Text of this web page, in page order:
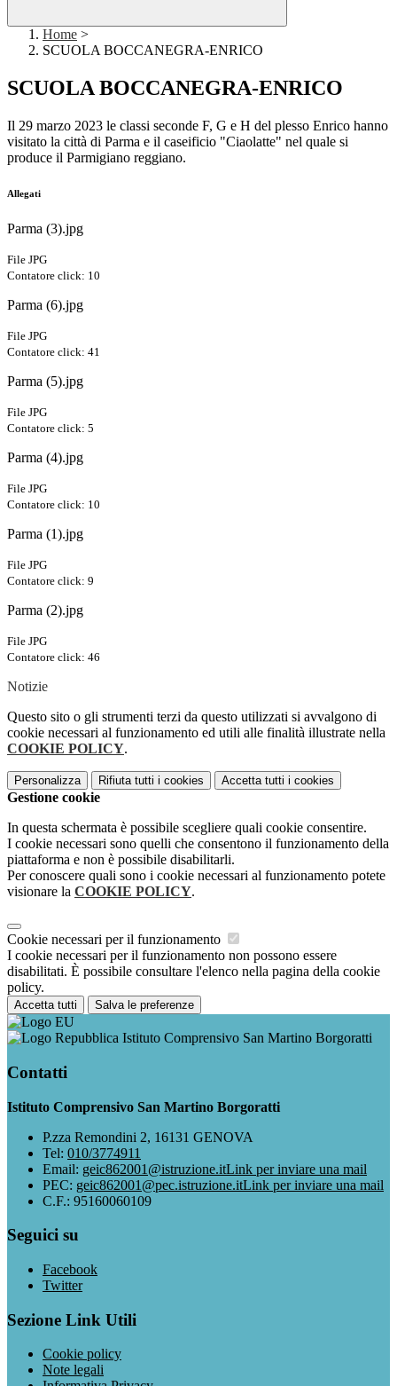
Home >
SCUOLA BOCCANEGRA-ENRICO
SCUOLA BOCCANEGRA-ENRICO
Il 29 marzo 2023 le classi seconde F, G e H del plesso Enrico hanno
visitato la città di Parma e il caseificio "Ciaolatte" nel quale si
produce il Parmigiano reggiano.
Allegati
Parma (3).jpg
File JPG
Contatore click: 10
Parma (6).jpg
File JPG
Contatore click: 41
Parma (5).jpg
File JPG
Contatore click: 5
Parma (4).jpg
File JPG
Contatore click: 10
Parma (1).jpg
File JPG
Contatore click: 9
Parma (2).jpg
File JPG
Contatore click: 46
Notizie
Questo sito o gli strumenti terzi da questo utilizzati si avvalgono di
cookie necessari al funzionamento ed utili alle finalità illustrate nella
COOKIE POLICY.
Personalizza Rifiuta tutti i cookies Accetta tutti i cookies
Gestione cookie
In questa schermata è possibile scegliere quali cookie consentire.
I cookie necessari sono quelli che consentono il funzionamento della
piattaforma e non è possibile disabilitarli.
Per conoscere quali sono i cookie necessari al funzionamento potete
visionare la COOKIE POLICY.
Cookie necessari per il funzionamento
I cookie necessari per il funzionamento non possono essere
disabilitati. È possibile consultare l'elenco nella pagina della cookie
policy.
Accetta tutti Salva le preferenze
Istituto Comprensivo San Martino Borgoratti
Contatti
Istituto Comprensivo San Martino Borgoratti
P.zza Remondini 2, 16131 GENOVA
Tel: 010/3774911
Email: geic862001@istruzione.itLink per inviare una mail
PEC: geic862001@pec.istruzione.itLink per inviare una mail
C.F.: 95160060109
Seguici su
Facebook
Twitter
Sezione Link Utili
Cookie policy
Note legali